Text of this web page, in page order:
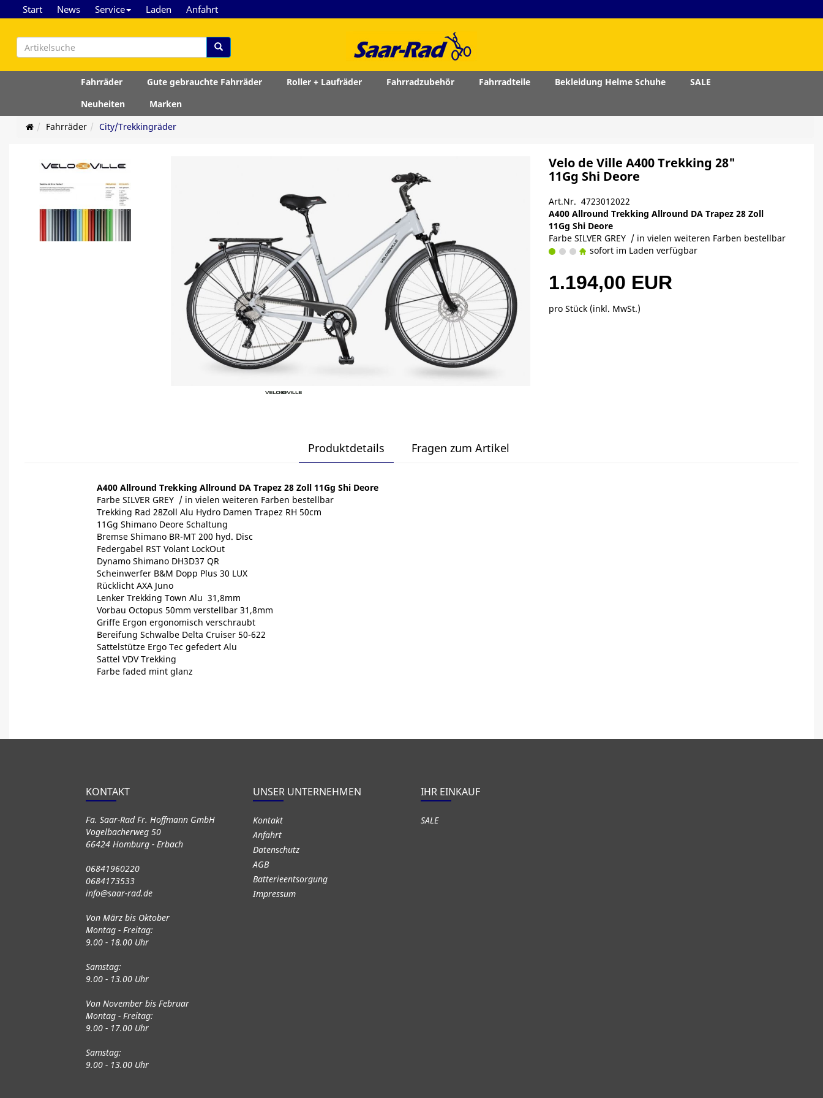
Start News Service Laden Anfahrt
Fahrräder Gute gebrauchte Fahrräder Roller + Laufräder Fahrradzubehör Fahrradteile Bekleidung Helme Schuhe
SALE
Neuheiten
Marken
Fahrräder
City/Trekkingräder
Velo de Ville A400 Trekking 28"
11Gg Shi Deore
Art.Nr. 4723012022
A400 Allround Trekking Allround DA Trapez 28 Zoll
11Gg Shi Deore
Farbe SILVER GREY / in vielen weiteren Farben bestellbar
sofort im Laden verfügbar
1.194,00 EUR
pro Stück (inkl. MwSt.)
Produktdetails Fragen zum Artikel
A400 Allround Trekking Allround DA Trapez 28 Zoll 11Gg Shi Deore
Farbe SILVER GREY / in vielen weiteren Farben bestellbar
Trekking Rad 28Zoll Alu Hydro Damen Trapez RH 50cm
11Gg Shimano Deore Schaltung
Bremse Shimano BR-MT 200 hyd. Disc
Federgabel RST Volant LockOut
Dynamo Shimano DH3D37 QR
Scheinwerfer B&M Dopp Plus 30 LUX
Rücklicht AXA Juno
Lenker Trekking Town Alu 31,8mm
Vorbau Octopus 50mm verstellbar 31,8mm
Griffe Ergon ergonomisch verschraubt
Bereifung Schwalbe Delta Cruiser 50-622
Sattelstütze Ergo Tec gefedert Alu
Sattel VDV Trekking
Farbe faded mint glanz
KONTAKT
Fa. Saar-Rad Fr. Hoffmann GmbH
Vogelbacherweg 50
66424 Homburg - Erbach
06841960220
0684173533
info@saar-rad.de
Von März bis Oktober
Montag - Freitag:
9.00 - 18.00 Uhr
Samstag:
9.00 - 13.00 Uhr
Von November bis Februar
Montag - Freitag:
9.00 - 17.00 Uhr
Samstag:
9.00 - 13.00 Uhr
UNSER UNTERNEHMEN
Kontakt
Anfahrt
Datenschutz
AGB
Batterieentsorgung
Impressum
IHR EINKAUF
SALE